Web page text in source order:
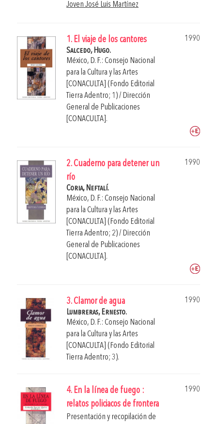
Joven José Luis Martínez
1. El viaje de los cantores
1990
Salcedo, Hugo.
México, D. F.: Consejo Nacional
para la Cultura y las Artes
[CONACULTA] (Fondo Editorial
Tierra Adentro; 1) / Dirección
General de Publicaciones
[CONACULTA].
2. Cuaderno para detener un
río
1990
Coria, Neftalí.
México, D. F.: Consejo Nacional
para la Cultura y las Artes
[CONACULTA] (Fondo Editorial
Tierra Adentro; 2) / Dirección
General de Publicaciones
[CONACULTA].
3. Clamor de agua
1990
Lumbreras, Ernesto.
México, D. F.: Consejo Nacional
para la Cultura y las Artes
[CONACULTA] (Fondo Editorial
Tierra Adentro; 3).
4. En la línea de fuego :
relatos policiacos de frontera
1990
Presentación y recopilación de